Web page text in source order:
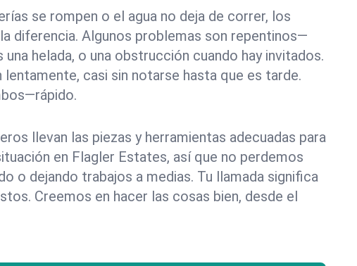
se rompen o el agua no deja de correr, los
diferencia. Algunos problemas son repentinos—
una helada, o una obstrucción cuando hay invitados.
lentamente, casi sin notarse hasta que es tarde.
llevan las piezas y herramientas adecuadas para
en Flagler Estates, así que no perdemos
o dejando trabajos a medias. Tu llamada significa
Creemos en hacer las cosas bien, desde el